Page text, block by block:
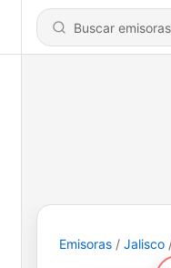
Emisoras Jalisco